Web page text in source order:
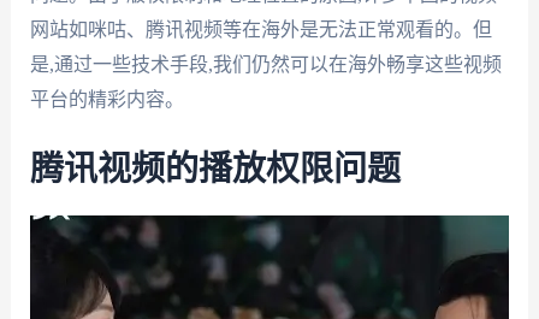
网站如咪咕、腾讯视频等在海外是无法正常观看的。但
是,通过一些技术手段,我们仍然可以在海外畅享这些视频
平台的精彩内容。
腾讯视频的播放权限问题